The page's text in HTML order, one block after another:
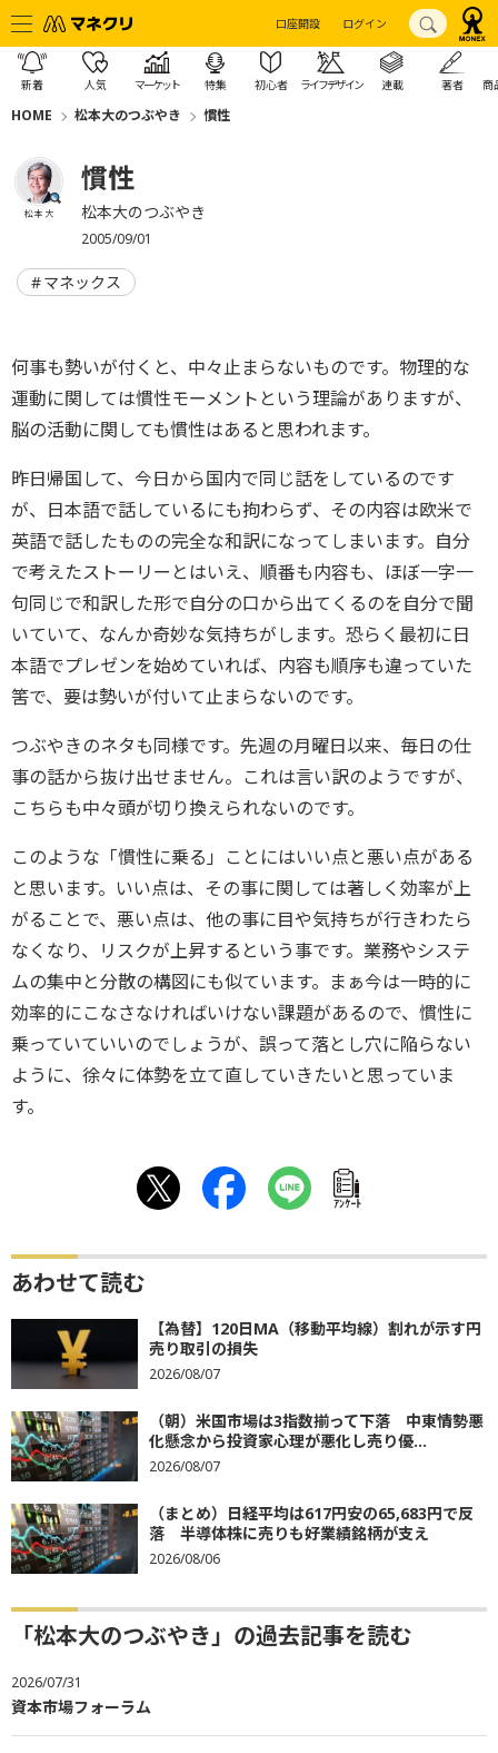
口座開設 ログイン
新着 人気 マーケット 特集 初心者 ライフデザイン 連載 著者 商
HOME 松本大のつぶやき 慣性
松本 大
慣性
松本大のつぶやき
2005/09/01
マネックス
何事も勢いが付くと、中々止まらないものです。物理的な
運動に関しては慣性モーメントという理論がありますが、
脳の活動に関しても慣性はあると思われます。
昨日帰国して、今日から国内で同じ話をしているのです
が、日本語で話しているにも拘わらず、その内容は欧米で
英語で話したものの完全な和訳になってしまいます。自分
で考えたストーリーとはいえ、順番も内容も、ほぼ一字一
句同じで和訳した形で自分の口から出てくるのを自分で聞
いていて、なんか奇妙な気持ちがします。恐らく最初に日
本語でプレゼンを始めていれば、内容も順序も違っていた
筈で、要は勢いが付いて止まらないのです。
つぶやきのネタも同様です。先週の月曜日以来、毎日の仕
事の話から抜け出せません。これは言い訳のようですが、
こちらも中々頭が切り換えられないのです。
このような「慣性に乗る」ことにはいい点と悪い点がある
と思います。いい点は、その事に関しては著しく効率が上
がることで、悪い点は、他の事に目や気持ちが行きわたら
なくなり、リスクが上昇するという事です。業務やシステ
ムの集中と分散の構図にも似ています。まぁ今は一時的に
効率的にこなさなければいけない課題があるので、慣性に
乗っていていいのでしょうが、誤って落とし穴に陥らない
ように、徐々に体勢を立て直していきたいと思っていま
す。
ｱﾝｹｰﾄ
あわせて読む
【為替】120日MA（移動平均線）割れが示す円
売り取引の損失
2026/08/07
（朝）米国市場は3指数揃って下落 中東情勢悪
化懸念から投資家心理が悪化し売り優...
2026/08/07
（まとめ）日経平均は617円安の65,683円で反
落 半導体株に売りも好業績銘柄が支え
2026/08/06
「松本大のつぶやき」の過去記事を読む
2026/07/31
資本市場フォーラム